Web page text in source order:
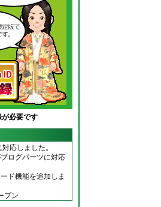
必要です
応しました。
ログパーツに対応
ド機能を追加しま
プン